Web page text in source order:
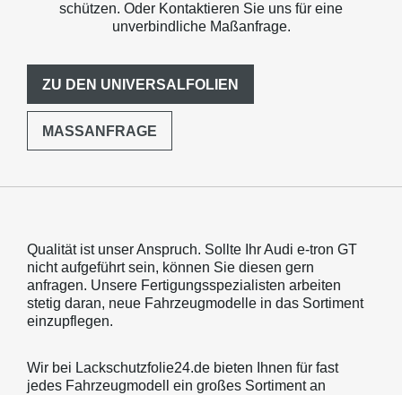
schützen. Oder Kontaktieren Sie uns für eine
unverbindliche Maßanfrage.
ZU DEN UNIVERSALFOLIEN
MASSANFRAGE
Qualität ist unser Anspruch. Sollte Ihr Audi e-tron GT
nicht aufgeführt sein, können Sie diesen gern
anfragen. Unsere Fertigungsspezialisten arbeiten
stetig daran, neue Fahrzeugmodelle in das Sortiment
einzupflegen.
Wir bei Lackschutzfolie24.de bieten Ihnen für fast
jedes Fahrzeugmodell ein großes Sortiment an